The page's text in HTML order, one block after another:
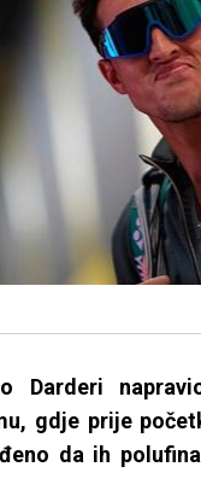
Darderi
gdje prije
da ih